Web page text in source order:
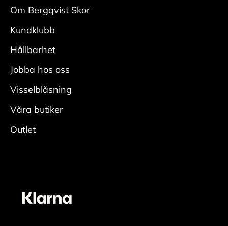
en mockaborste. Var noga i veck och kanter.
• Fukta skon ordentligt, applicera rengöring
med
• Skölj av skorna ordentligt för att få bort all
rengöring.
avsluta
genom att fräscha upp insidan med
skons originalfärg. En neutral nyans fungerar
Om Bergqvist Skor
Kundklubb
Hållbarhet
Jobba hos oss
Visselblåsning
Våra butiker
Outlet